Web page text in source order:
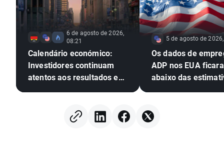
6 de agosto de 2026,
08:21
Calendário económico:
Investidores continuam
atentos aos resultados em
5 de agosto de
Os dados de
ADP nos EUA
abaixo das